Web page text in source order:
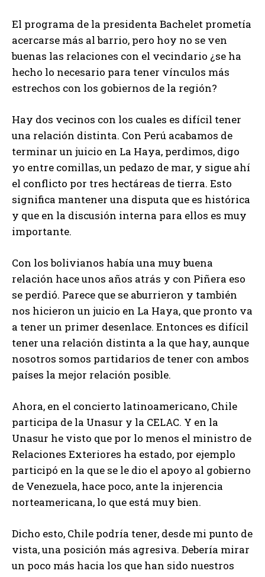
El programa de la presidenta Bachelet prometía
acercarse más al barrio, pero hoy no se ven
buenas las relaciones con el vecindario ¿se ha
hecho lo necesario para tener vínculos más
estrechos con los gobiernos de la región?
Hay dos vecinos con los cuales es difícil tener
una relación distinta. Con Perú acabamos de
terminar un juicio en La Haya, perdimos, digo
yo entre comillas, un pedazo de mar, y sigue ahí
el conflicto por tres hectáreas de tierra. Esto
significa mantener una disputa que es histórica
y que en la discusión interna para ellos es muy
importante.
Con los bolivianos había una muy buena
relación hace unos años atrás y con Piñera eso
se perdió. Parece que se aburrieron y también
nos hicieron un juicio en La Haya, que pronto va
a tener un primer desenlace. Entonces es difícil
tener una relación distinta a la que hay, aunque
nosotros somos partidarios de tener con ambos
países la mejor relación posible.
Ahora, en el concierto latinoamericano, Chile
participa de la Unasur y la CELAC. Y en la
Unasur he visto que por lo menos el ministro de
Relaciones Exteriores ha estado, por ejemplo
participó en la que se le dio el apoyo al gobierno
de Venezuela, hace poco, ante la injerencia
norteamericana, lo que está muy bien.
Dicho esto, Chile podría tener, desde mi punto de
vista, una posición más agresiva. Debería mirar
un poco más hacia los que han sido nuestros